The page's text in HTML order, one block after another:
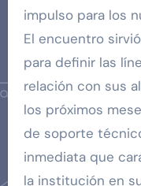
impulso para los
El encuentro
para definir las
relación con sus
los próximos
de soporte
inmediata que
la institución en